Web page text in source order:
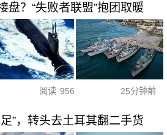
盘？“失败者联盟”抱团取暖
阅读 956 25分钟前
”，转头去土耳其翻二手货